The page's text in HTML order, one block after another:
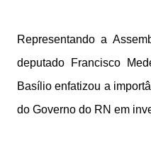
Representando a
deputado Francisco
Basílio enfatizou a
do Governo do RN em